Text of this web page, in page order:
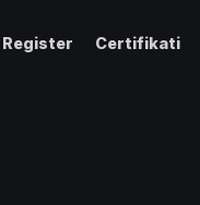
Register Certifikati